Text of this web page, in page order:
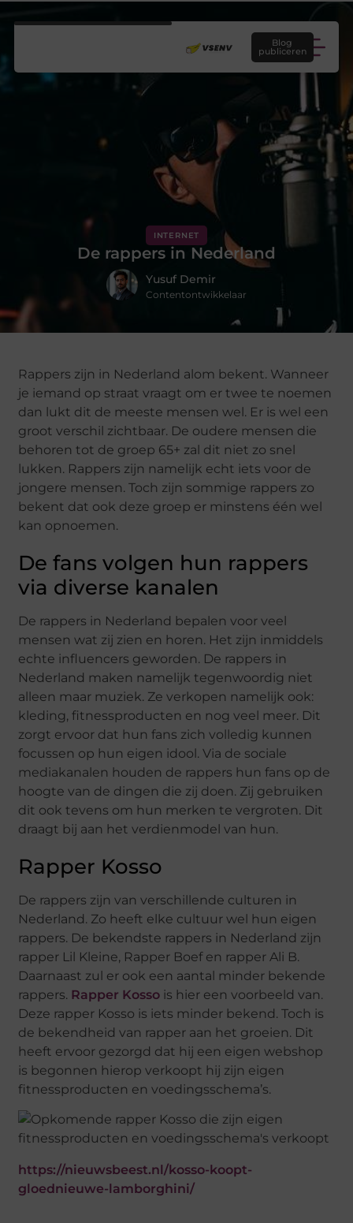
Blog
publiceren
INTERNET
De rappers in Nederland
Yusuf Demir
Contentontwikkelaar
Rappers zijn in Nederland alom bekent. Wanneer
je iemand op straat vraagt om er twee te noemen
dan lukt dit de meeste mensen wel. Er is wel een
groot verschil zichtbaar. De oudere mensen die
behoren tot de groep 65+ zal dit niet zo snel
lukken. Rappers zijn namelijk echt iets voor de
jongere mensen. Toch zijn sommige rappers zo
bekent dat ook deze groep er minstens één wel
kan opnoemen.
De fans volgen hun rappers
via diverse kanalen
De rappers in Nederland bepalen voor veel
mensen wat zij zien en horen. Het zijn inmiddels
echte influencers geworden. De rappers in
Nederland maken namelijk tegenwoordig niet
alleen maar muziek. Ze verkopen namelijk ook:
kleding, fitnessproducten en nog veel meer. Dit
zorgt ervoor dat hun fans zich volledig kunnen
focussen op hun eigen idool. Via de sociale
mediakanalen houden de rappers hun fans op de
hoogte van de dingen die zij doen. Zij gebruiken
dit ook tevens om hun merken te vergroten. Dit
draagt bij aan het verdienmodel van hun.
Rapper Kosso
De rappers zijn van verschillende culturen in
Nederland. Zo heeft elke cultuur wel hun eigen
rappers. De bekendste rappers in Nederland zijn
rapper Lil Kleine, Rapper Boef en rapper Ali B.
Daarnaast zul er ook een aantal minder bekende
rappers. Rapper Kosso is hier een voorbeeld van.
Deze rapper Kosso is iets minder bekend. Toch is
de bekendheid van rapper aan het groeien. Dit
heeft ervoor gezorgd dat hij een eigen webshop
is begonnen hierop verkoopt hij zijn eigen
fitnessproducten en voedingsschema’s.
https://nieuwsbeest.nl/kosso-koopt-
gloednieuwe-lamborghini/